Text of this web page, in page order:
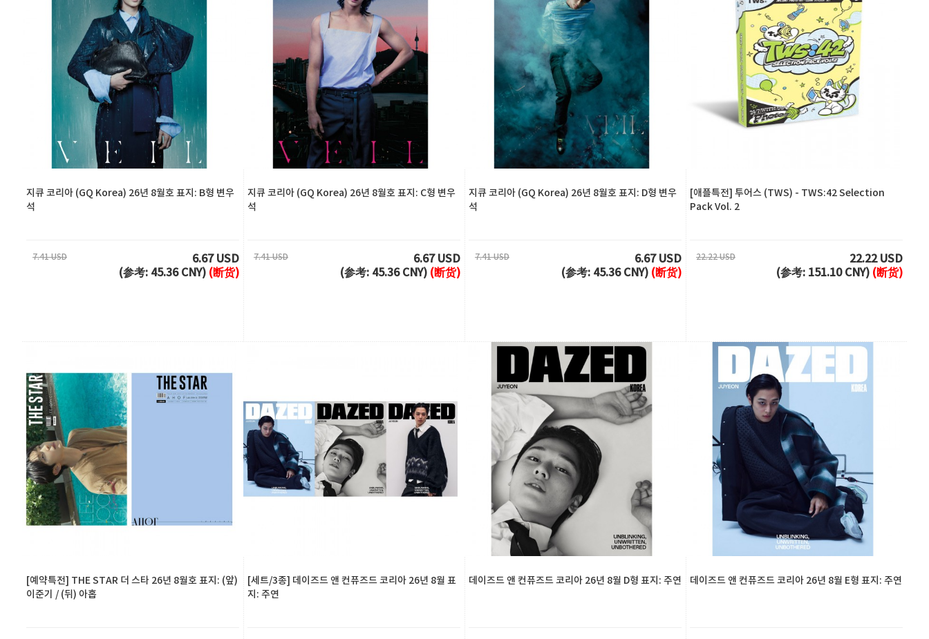
지큐 코리아 (GQ Korea) 26년 8월호 표지: B형 변우
석
7.41 USD
6.67 USD
(参考: 45.36 CNY) (断货)
지큐 코리아 (GQ Korea) 26년 8월호 표지: C형 변우
석
7.41 USD
6.67 USD
(参考: 45.36 CNY) (断货)
지큐 코리아 (GQ Korea) 26년 8월호 표지: D형 변우
석
7.41 USD
6.67 USD
(参考: 45.36 CNY) (断货)
[애플특전] 투어스 (TWS) - TWS:42 Selection
Pack Vol. 2
22.22 USD
22.22 USD
(参考: 151.10 CNY) (断货)
[예약특전] THE STAR 더 스타 26년 8월호 표지: (앞)
이준기 / (뒤) 아홉
[세트/3종] 데이즈드 앤 컨퓨즈드 코리아 26년 8월 표
지: 주연
데이즈드 앤 컨퓨즈드 코리아 26년 8월 D형 표지: 주연 데이즈드 앤 컨퓨즈드 코리아 26년 8월 E형 표지: 주연